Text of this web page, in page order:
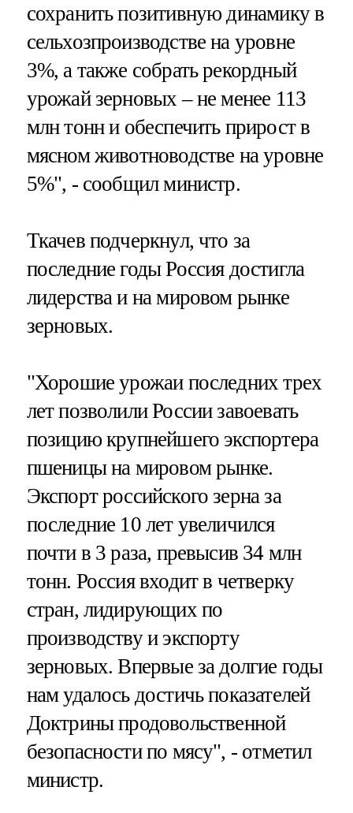
сохранить позитивную динамику в
сельхозпроизводстве на уровне
3%, а также собрать рекордный
урожай зерновых – не менее 113
млн тонн и обеспечить прирост в
мясном животноводстве на уровне
5%", - сообщил министр.
Ткачев подчеркнул, что за
последние годы Россия достигла
лидерства и на мировом рынке
зерновых.
"Хорошие урожаи последних трех
лет позволили России завоевать
позицию крупнейшего экспортера
пшеницы на мировом рынке.
Экспорт российского зерна за
последние 10 лет увеличился
почти в 3 раза, превысив 34 млн
тонн. Россия входит в четверку
стран, лидирующих по
производству и экспорту
зерновых. Впервые за долгие годы
нам удалось достичь показателей
Доктрины продовольственной
безопасности по мясу", - отметил
министр.